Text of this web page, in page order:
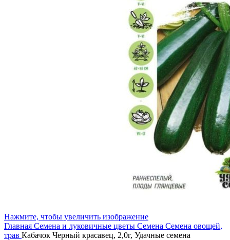
Нажмите, чтобы увеличить изображение
Главная Семена и луковичные цветы Семена Семена овощей,
трав Кабачок Черный красавец, 2,0г, Удачные семена